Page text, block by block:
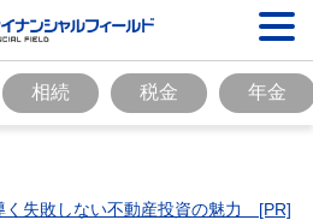
相続 税金 年金
く失敗しない不動産投資の魅力 [PR]